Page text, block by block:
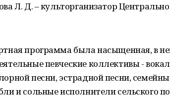
Л. Д. – культорганизатор
программа была насыщенная, в
певческие коллективы -
песни, эстрадной песни,
и сольные исполнители сельского